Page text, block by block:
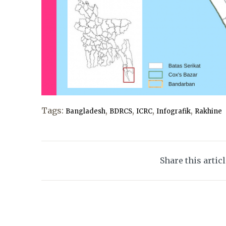
Tags: Bangladesh, BDRCS, ICRC, Infografik, Rakhine
Share this